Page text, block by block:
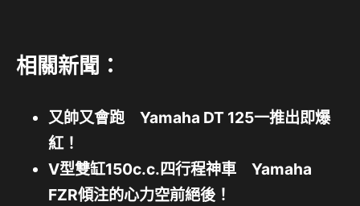
相關新聞：
又帥又會跑 Yamaha DT 125一推出即爆
紅！
V型雙缸150c.c.四行程神車 Yamaha
FZR傾注的心力空前絕後！